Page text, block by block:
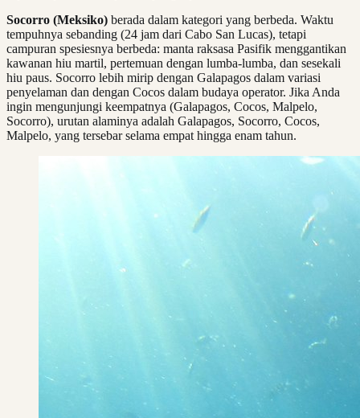
Socorro (Meksiko) berada dalam kategori yang berbeda. Waktu
tempuhnya sebanding (24 jam dari Cabo San Lucas), tetapi
campuran spesiesnya berbeda: manta raksasa Pasifik menggantikan
kawanan hiu martil, pertemuan dengan lumba-lumba, dan sesekali
hiu paus. Socorro lebih mirip dengan Galapagos dalam variasi
penyelaman dan dengan Cocos dalam budaya operator. Jika Anda
ingin mengunjungi keempatnya (Galapagos, Cocos, Malpelo,
Socorro), urutan alaminya adalah Galapagos, Socorro, Cocos,
Malpelo, yang tersebar selama empat hingga enam tahun.